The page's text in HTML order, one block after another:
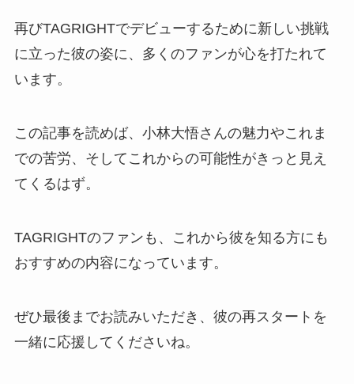
再びTAGRIGHTでデビューするために新しい挑戦
に立った彼の姿に、多くのファンが心を打たれて
います。
この記事を読めば、小林大悟さんの魅力やこれま
での苦労、そしてこれからの可能性がきっと見え
てくるはず。
TAGRIGHTのファンも、これから彼を知る方にも
おすすめの内容になっています。
ぜひ最後までお読みいただき、彼の再スタートを
一緒に応援してくださいね。